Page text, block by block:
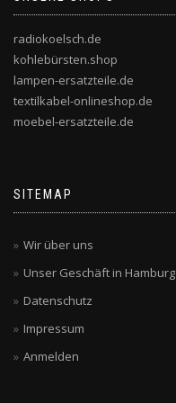
radiokoelsch.de
kohlebürsten.shop
lampen-ersatzteile.de
textilkabel-onlineshop.de
moebel-ersatzteile.de
SITEMAP
Wir über uns
Unser Geschäft in Hamburg
Datenschutz
Impressum
Anmelden